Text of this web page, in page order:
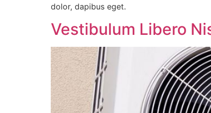
dolor, dapibus eget.
Vestibulum Libero